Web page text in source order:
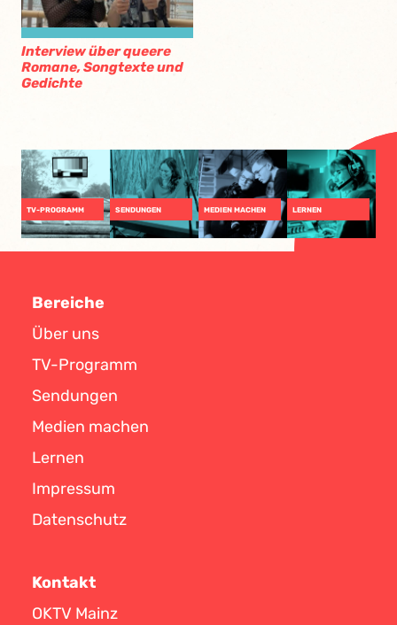
Interview über queere
Romane, Songtexte und
Gedichte
TV-PROGRAMM SENDUNGEN MEDIEN MACHEN LERNEN
Bereiche
Über uns
TV-Programm
Sendungen
Medien machen
Lernen
Impressum
Datenschutz
Kontakt
OKTV Mainz